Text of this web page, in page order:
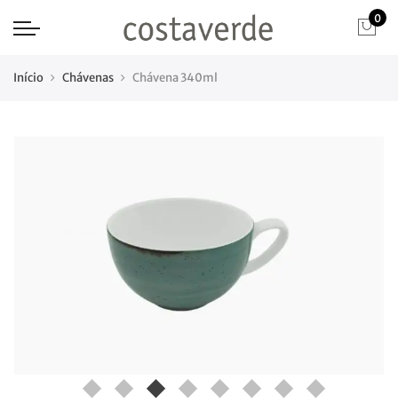
0
Início Chávenas Chávena 340ml